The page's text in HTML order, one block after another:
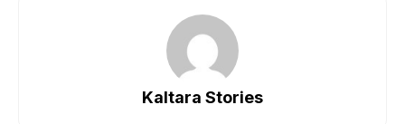
Kaltara Stories